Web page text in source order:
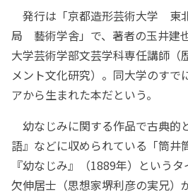
発行は「京都造形芸術大学 東
局 藝術学舎」で、著者の玉井建
大学芸術学部文芸学科専任講師（
メント文化研究）。同大学のすで
アから生まれた本だという。
幼なじみに関する作品で古典的
語』などに収められている「筒井
『幼なじみ』（1889年）という
欠伸居士（思想家堺利彦の実兄）